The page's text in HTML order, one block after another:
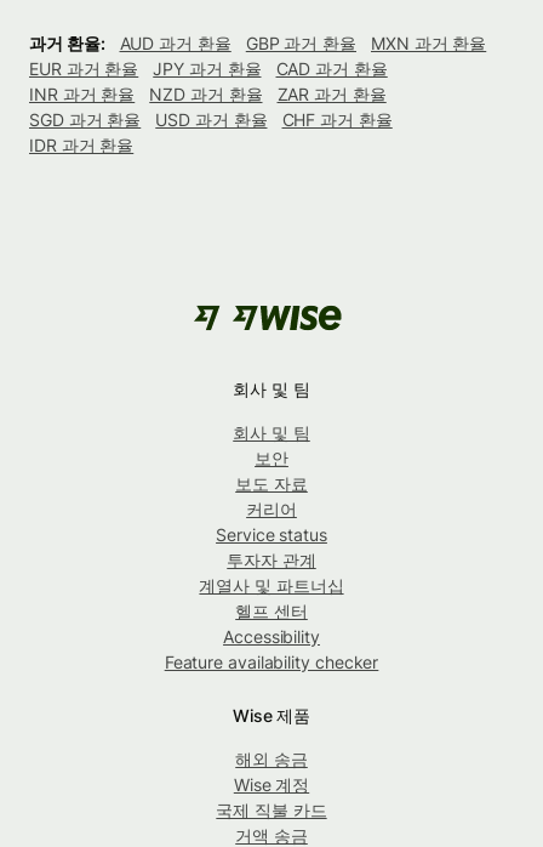
과거 환율: AUD 과거 환율 GBP 과거 환율
MXN 과거 환율
EUR 과거 환율
JPY 과거 환율
CAD 과거 환율
INR 과거 환율
NZD 과거 환율
ZAR 과거 환율
SGD 과거 환율
USD 과거 환율
CHF 과거 환율
IDR 과거 환율
회사 및 팀
회사 및 팀
보안
보도 자료
커리어
Service status
투자자 관계
계열사 및 파트너십
헬프 센터
Accessibility
Feature availability checker
Wise 제품
해외 송금
Wise 계정
국제 직불 카드
거액 송금